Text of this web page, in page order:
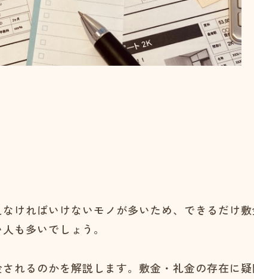
ければいけないモノが多いため、できるだけ
も多いでしょう。
れるのかを解説します。敷金・礼金の存在に